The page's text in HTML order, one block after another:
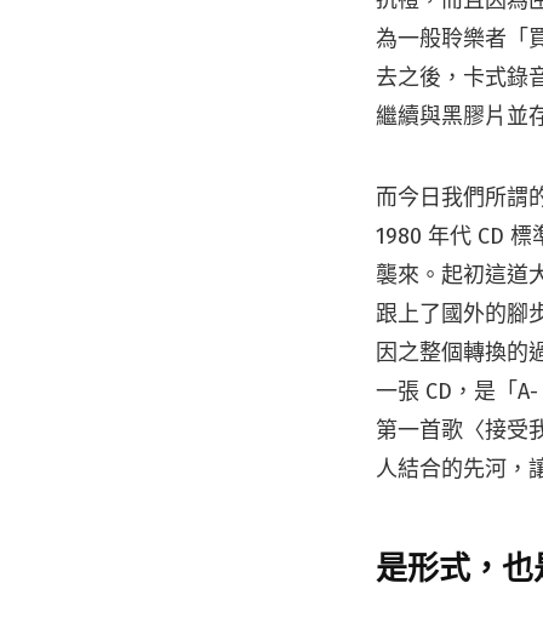
為一般聆樂者「
去之後，卡式錄
繼續與黑膠片並
而今日我們所謂
1980 年代 CD
襲來。起初這道
跟上了國外的腳
因之整個轉換的
一張 CD，是「
第一首歌〈接受
人結合的先河，
是形式，也